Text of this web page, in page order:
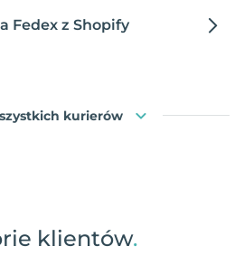
Fedex z Shopify
kurierów
klientów.